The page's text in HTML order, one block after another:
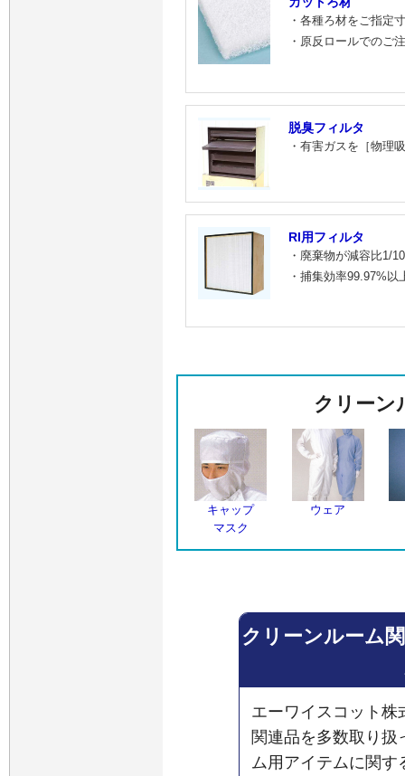
・各種ろ材をご指定
・原反ロールでのご
脱臭フィルタ
・有害ガスを［物理
RI用フィルタ
・廃棄物が減容比1/
・捕集効率99.97%以
クリーン
キャップ
マスク
ウェア
クリーンルーム
エーワイスコット株
関連品を多数取り
ム用アイテムに関す